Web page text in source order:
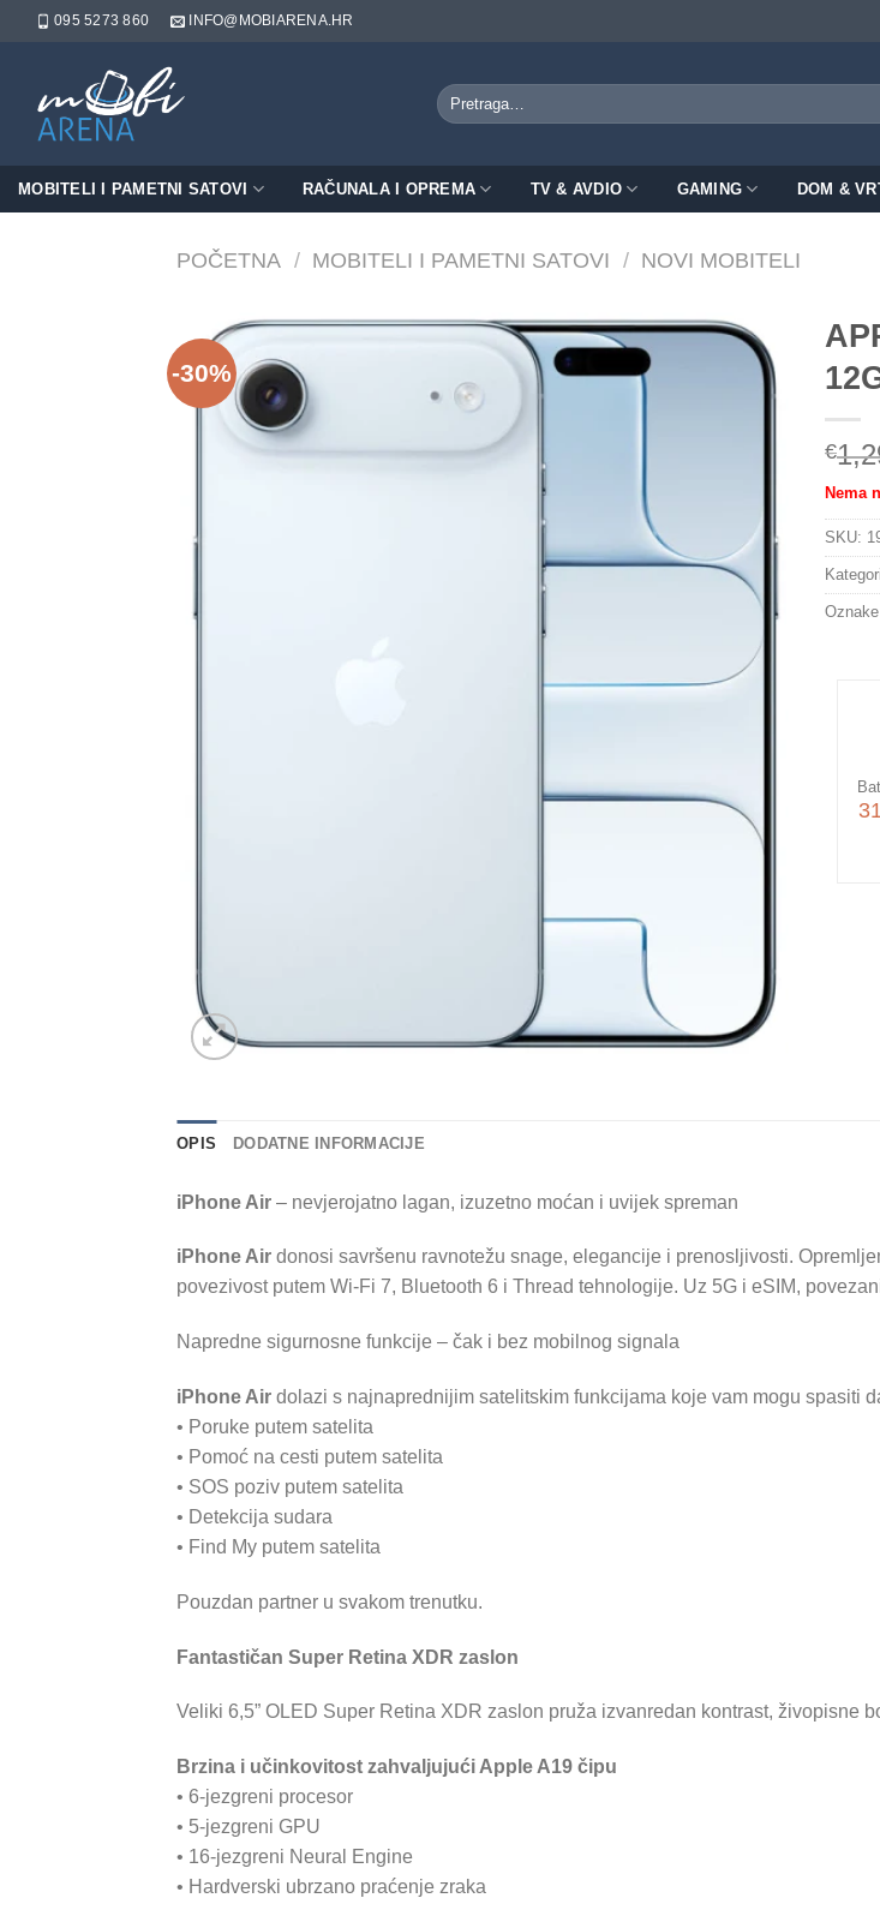
095 5273 860 INFO@MOBIARENA.HR
Pretraži:
MOBITELI I PAMETNI SATOVI RAČUNALA I OPREMA TV & AVDIO GAMING DOM &
POČETNA / MOBITELI I PAMETNI SATOVI / NOVI MOBITELI
-30%
€
Nema
SKU:
Oznake
OPIS DODATNE INFORMACIJE
iPhone Air – nevjerojatno lagan, izuzetno moćan i uvijek spreman
iPhone Air donosi savršenu ravnotežu snage, elegancije i prenosljivosti.
povezivost putem Wi-Fi 7, Bluetooth 6 i Thread tehnologije. Uz 5G i eSIM,
Napredne sigurnosne funkcije – čak i bez mobilnog signala
iPhone Air dolazi s najnaprednijim satelitskim funkcijama koje vam mogu spasiti
• Poruke putem satelita
• Pomoć na cesti putem satelita
• SOS poziv putem satelita
• Detekcija sudara
• Find My putem satelita
Pouzdan partner u svakom trenutku.
Fantastičan Super Retina XDR zaslon
Veliki 6,5” OLED Super Retina XDR zaslon pruža izvanredan kontrast, živopisne
Brzina i učinkovitost zahvaljujući Apple A19 čipu
• 6-jezgreni procesor
• 5-jezgreni GPU
• 16-jezgreni Neural Engine
• Hardverski ubrzano praćenje zraka